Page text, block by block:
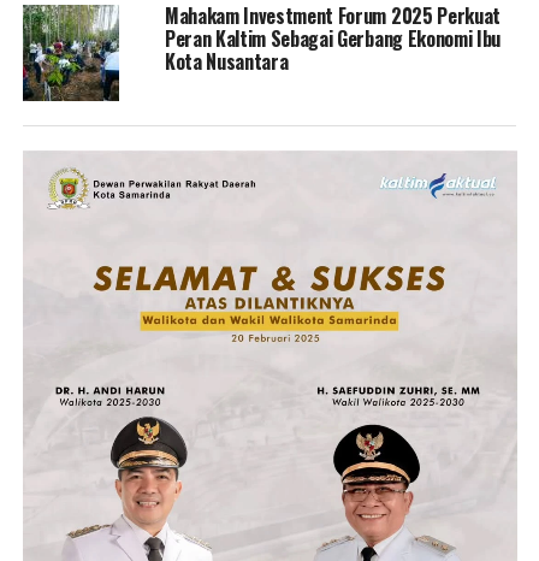
Mahakam Investment Forum 2025 Perkuat
Peran Kaltim Sebagai Gerbang Ekonomi Ibu
Kota Nusantara